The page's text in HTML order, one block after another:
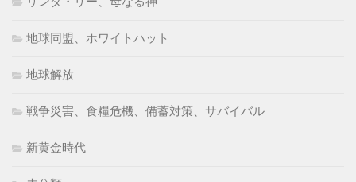
地球同盟、ホワイトハット
地球解放
戦争災害、食糧危機、備蓄対策、サバイバル
新黄金時代